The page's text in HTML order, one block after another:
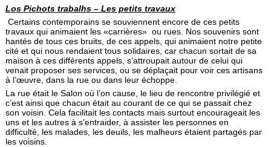
Los Pichots trabalhs – Les petits travaux
Certains contemporains se souviennent encore de ces petits
travaux qui animaient les «carrières» ou rues. Nos souvenirs sont
hantés de tous ces bruits, de ces appels, qui animaient notre petite
cité et qui nous rendaient tous solidaires, car chacun sortait de sa
maison à ces différents appels, s’attroupait autour de celui qui
venait proposer ses services, ou se déplaçait pour voir ces artisans
à l’œuvre, dans la rue ou dans leur échoppe.
La rue était le Salon où l’on cause, le lieu de rencontre privilégié et
c’est ainsi que chacun était au cou­rant de ce qui se passait chez
son voisin. Cela facilitait les contacts mais surtout encourageait les
uns et les autres à s’entraider, à assister les personnes en
difficulté, les malades, les deuils, les malheurs étaient partagés par
les voisins.